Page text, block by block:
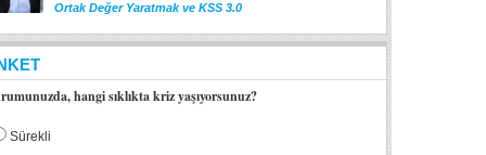
Ortak Değer Yaratmak ve KSS 3.0
hangi sıklıkta kriz yaşıyorsunuz?
Sürekli